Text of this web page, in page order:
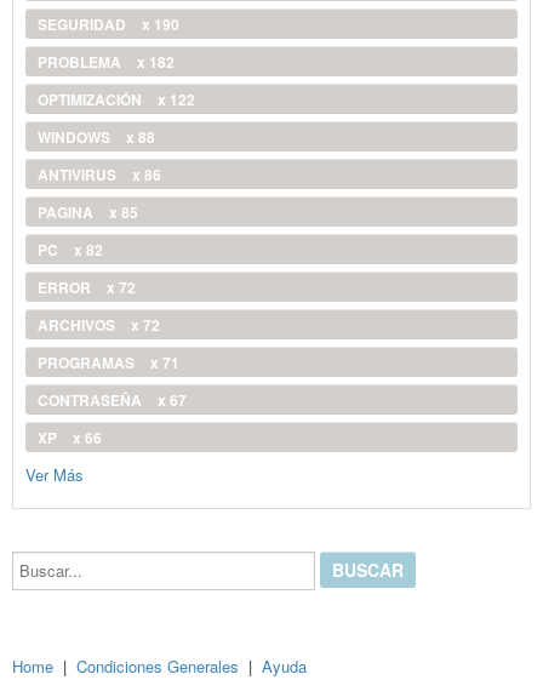
SEGURIDAD
x 190
PROBLEMA
x 182
OPTIMIZACIÓN
x 122
WINDOWS
x 88
ANTIVIRUS
x 86
PAGINA
x 85
PC
x 82
ERROR
x 72
ARCHIVOS
x 72
PROGRAMAS
x 71
CONTRASEÑA
x 67
XP
x 66
Ver Más
Buscar...
Home | Condiciones Generales | Ayuda